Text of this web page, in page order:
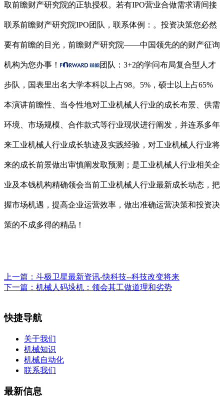
取前瞻财产研究院的正轨授权。若有IPO营业合做需求请间接
联系前瞻财产研究院IPO团队，联系体例：。投资决策您必然
要有前瞻的目光，前瞻财产研究院——中国领先的的财产征询
机构为您办事！ 团队：3+2的学问布局复合型人才
步队，国表里出名大学本科以上占98。5%，硕士以上占65%
本演讲前瞻性、当令性地对工业机械人行业的成长布景、供需
环境、市场规模、合作款式等行业现状进行阐发，并连系多年
来工业机械人行业成长轨迹及实践经验，对工业机械人行业将
来的成长前景做出审慎阐发取预测；是工业机械人行业相关企
业及本钱机构精确领会当前工业机械人行业最新成长动态，把
握市场机遇，提高企业运营效率，做出准确运营决策和投资决
策的不成多得的精品！
上一篇： 斗极卫星最新资讯-快科技--科技改变将来
下一篇： 机械人码垛机：领会其工做道理和劣势
快捷导航
关于我们
机械知识
机械自动化
联系我们
最新信息